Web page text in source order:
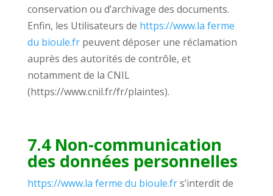
conservation ou d’archivage des documents.
Enfin, les Utilisateurs de https://www.la ferme
du bioule.frpeuvent déposer une réclamation
auprès des autorités de contrôle, et
notamment de la CNIL
(https://www.cnil.fr/fr/plaintes).
7.4 Non-communication
des données personnelles
https://www.la ferme du bioule.frs’interdit de